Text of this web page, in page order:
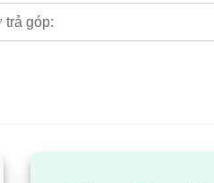
trả góp:
vị phân phối